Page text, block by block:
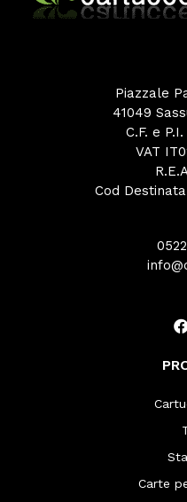
Piazzale
41049
C.F. e
VAT
Cod
Carte